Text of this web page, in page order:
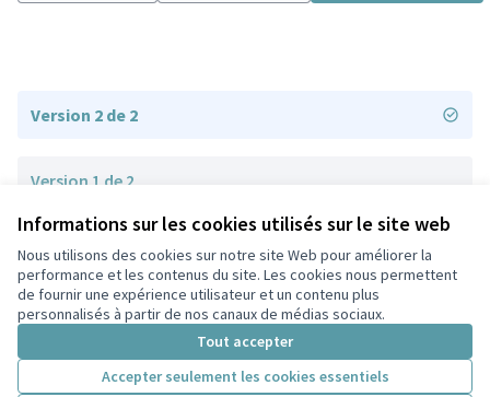
Informations sur les cookies utilisés sur le site web
Nous utilisons des cookies sur notre site Web pour améliorer la
performance et les contenus du site. Les cookies nous permettent
de fournir une expérience utilisateur et un contenu plus
personnalisés à partir de nos canaux de médias sociaux.
Tout accepter
Accepter seulement les cookies essentiels
Version 2 de 2
Version 1 de 2
Conditions d'utilisation
Paramètres des cookies
Participez Villeurbanne sur X
(Lien externe)
Participez Villeurbanne sur Facebook
Participez Villeurbanne sur Instagram
Participez Villeurbanne sur YouTube
(Lien externe)